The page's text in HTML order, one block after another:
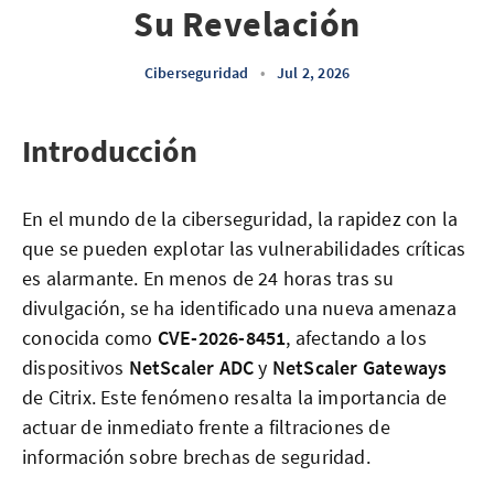
Su Revelación
Ciberseguridad • Jul 2, 2026
Introducción
En el mundo de la ciberseguridad, la rapidez con la
que se pueden explotar las vulnerabilidades críticas
es alarmante. En menos de 24 horas tras su
divulgación, se ha identificado una nueva amenaza
conocida como CVE-2026-8451, afectando a los
dispositivos NetScaler ADCy NetScaler Gateways
de Citrix. Este fenómeno resalta la importancia de
actuar de inmediato frente a filtraciones de
información sobre brechas de seguridad.